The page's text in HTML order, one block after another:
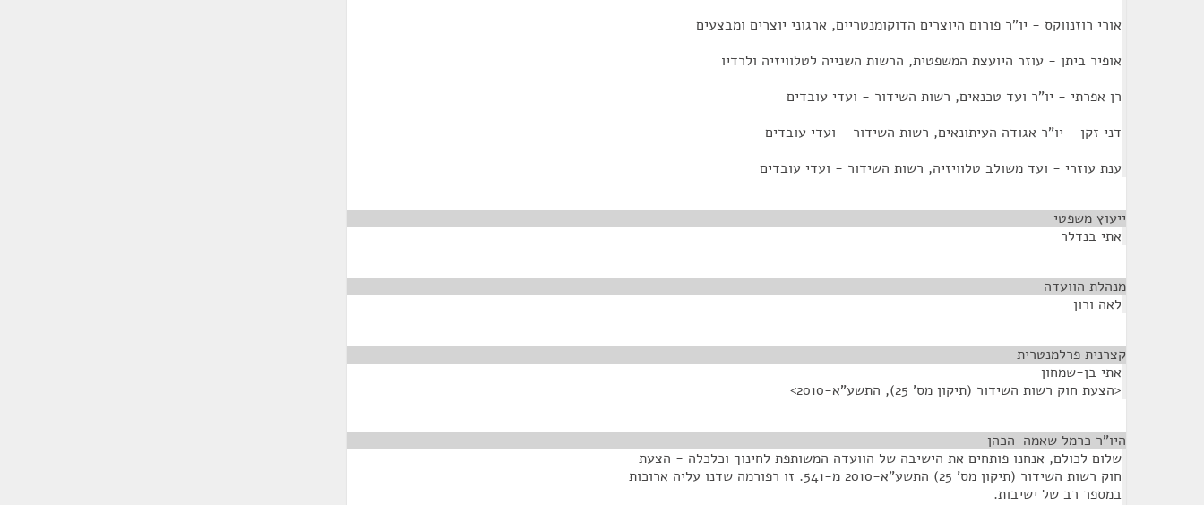
אורי רוזנווקס - יו"ר פורום היוצרים הדוקומנטריים, ארגוני יוצרים ומבצעים
אופיר ביתן - עוזר היועצת המשפטית, הרשות השנייה לטלוויזיה ולרדיו
רן אפרתי - יו"ר ועד טכנאים, רשות השידור - ועדי עובדים
דני זקן - יו"ר אגודה העיתונאים, רשות השידור - ועדי עובדים
ענת עוזרי - ועד משולב טלוויזיה, רשות השידור - ועדי עובדים
ייעוץ משפטי
אתי בנדלר
מנהלת הוועדה
לאה ורון
קצרנית פרלמנטרית
אתי בן-שמחון
<הצעת חוק רשות השידור (תיקון מס' 25), התשע"א-2010>
היו"ר כרמל שאמה-הכהן
שלום לכולם, אנחנו פותחים את הישיבה של הוועדה המשותפת לחינוך וכלכלה - הצעת
חוק רשות השידור (תיקון מס' 25) התשע"א-2010 מ-541. זו רפורמה שדנו עליה ארוכות
במספר רב של ישיבות.